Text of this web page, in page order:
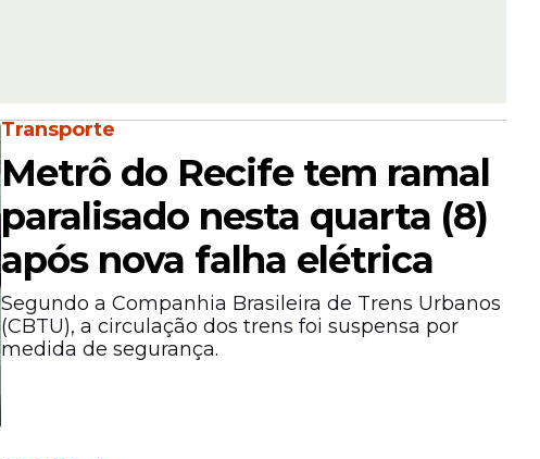
Transporte
Metrô do Recife tem ramal
paralisado nesta quarta (8)
após nova falha elétrica
Segundo a Companhia Brasileira de Trens Urbanos
(CBTU), a circulação dos trens foi suspensa por
medida de segurança.